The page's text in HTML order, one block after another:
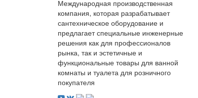
Международная производственная
компания, которая разрабатывает
сантехническое оборудование и
предлагает специальные инженерные
решения как для профессионалов
рынка, так и эстетичные и
функциональные товары для ванной
комнаты и туалета для розничного
покупателя